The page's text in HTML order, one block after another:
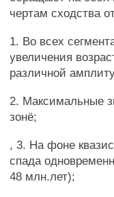
чертам сходства
1. Во всех
увеличения
различной
2. Максимальные
зонё;
, 3. На фоне
спада
48 млн.лет);